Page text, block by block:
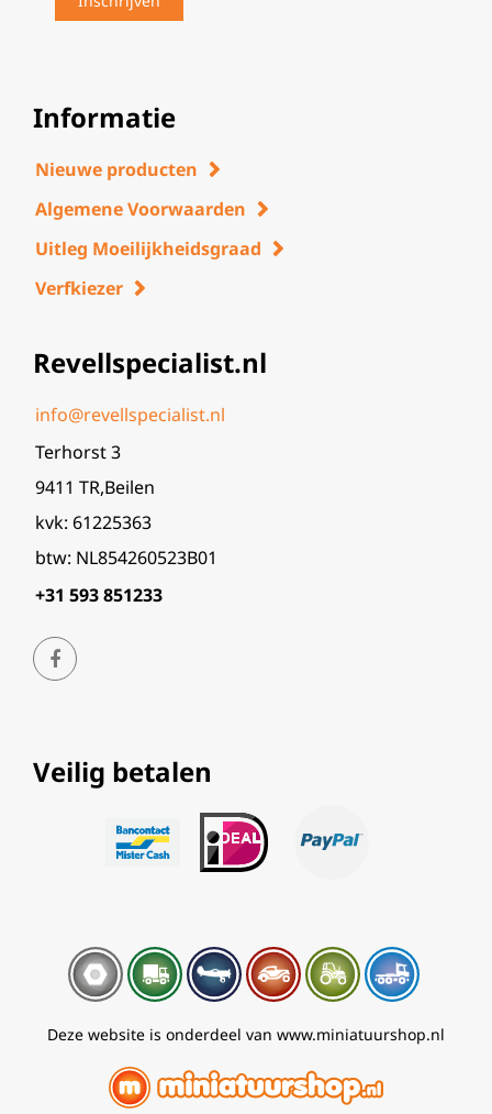
Informatie
Nieuwe producten
Algemene Voorwaarden
Uitleg Moeilijkheidsgraad
Verfkiezer
Revellspecialist.nl
info@revellspecialist.nl
Terhorst 3
9411 TR,Beilen
kvk: 61225363
btw: NL854260523B01
+31 593 851233
Veilig betalen
Deze website is onderdeel van www.miniatuurshop.nl